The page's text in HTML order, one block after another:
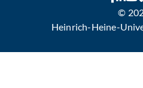
©
Heinrich-Heine-